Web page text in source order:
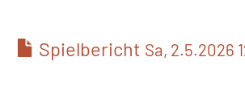
Spielbericht Sa, 2.5.2026